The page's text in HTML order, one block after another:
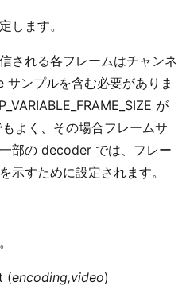
します。
される各フレームはチャンネ
ンプルを含む必要がありま
が
よく、その場合フレームサ
部の decoder では、フレー
示すために設定されます。
(encoding,video)